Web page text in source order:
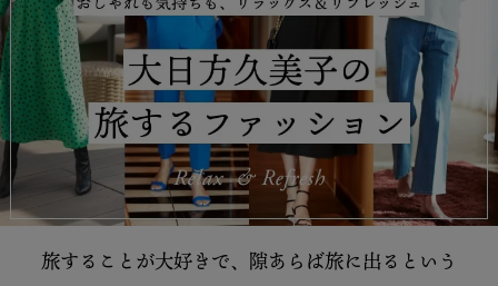
旅することが大好きで、隙あらば旅に出るという